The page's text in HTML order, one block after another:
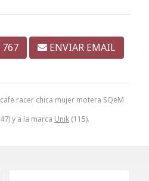
racer chica mujer motera SQeM
y a la marca Unik (115).
767 ENVIAR EMAIL